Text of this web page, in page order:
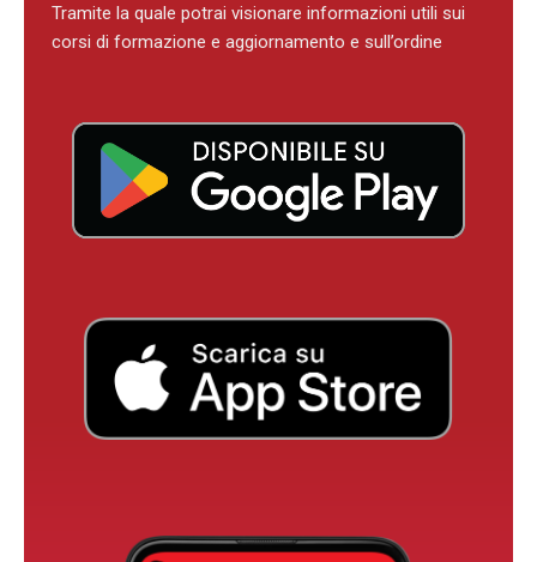
Tramite la quale potrai visionare informazioni utili sui
corsi di formazione e aggiornamento e sull’ordine